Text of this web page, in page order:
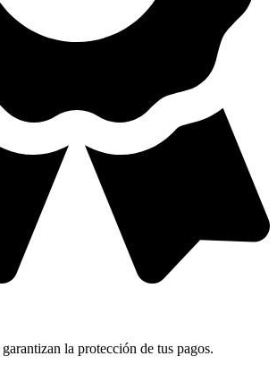
la protección de tus pagos.